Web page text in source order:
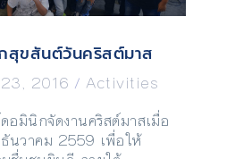
สุขสันต์วันคริสต์มาส
2016 / Activities
ดอมินิกจัดงานคริสต์มาสเมื่อ
นวาคม 2559 เพื่อให้